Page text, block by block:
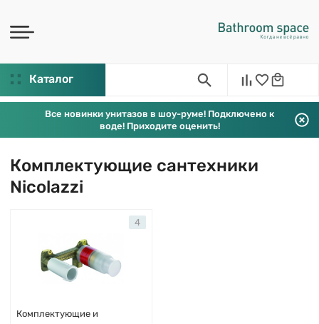
Каталог
Все новинки унитазов в шоу-руме! Подключено к
воде! Приходите оценить!
Комплектующие сантехники
Nicolazzi
Комплектующие и
4